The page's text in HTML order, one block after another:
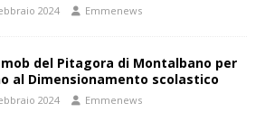
2024 Emmenews
mob del Pitagora di Montalbano per
al Dimensionamento scolastico
2024 Emmenews